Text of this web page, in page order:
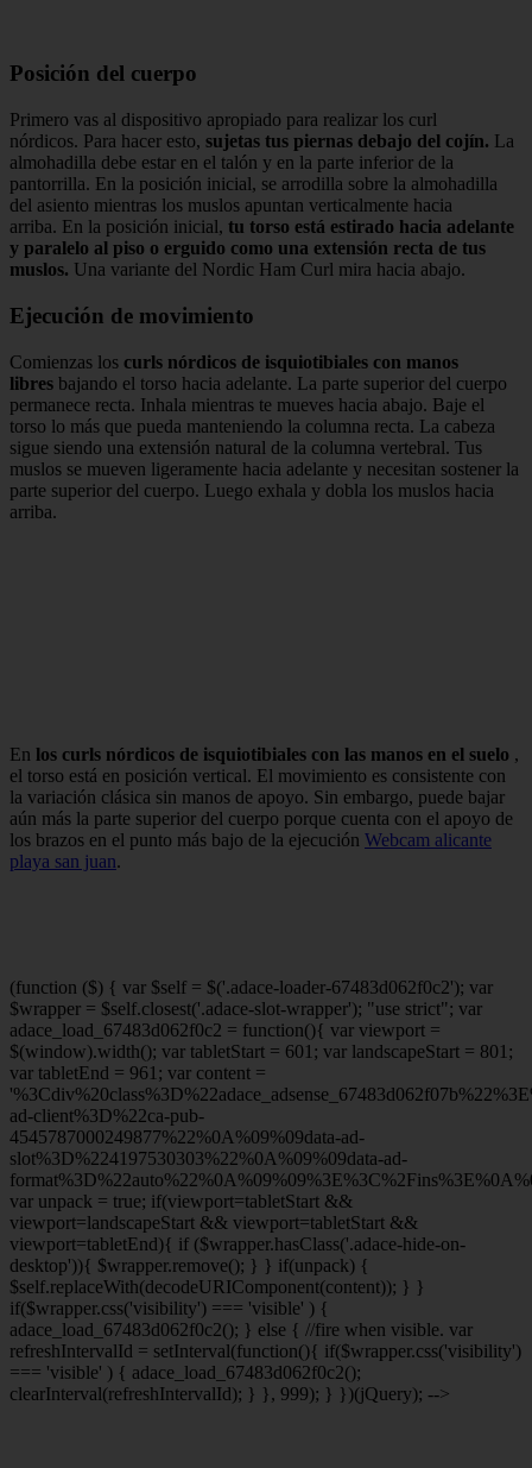
Posición del cuerpo
Primero vas al dispositivo apropiado para realizar los curl
nórdicos. Para hacer esto, sujetas tus piernas debajo del cojín. La
almohadilla debe estar en el talón y en la parte inferior de la
pantorrilla. En la posición inicial, se arrodilla sobre la almohadilla
del asiento mientras los muslos apuntan verticalmente hacia
arriba. En la posición inicial, tu torso está estirado hacia adelante
y paralelo al piso o erguido como una extensión recta de tus
muslos. Una variante del Nordic Ham Curl mira hacia abajo.
Ejecución de movimiento
Comienzas los curls nórdicos de isquiotibiales con manos
libres bajando el torso hacia adelante. La parte superior del cuerpo
permanece recta. Inhala mientras te mueves hacia abajo. Baje el
torso lo más que pueda manteniendo la columna recta. La cabeza
sigue siendo una extensión natural de la columna vertebral. Tus
muslos se mueven ligeramente hacia adelante y necesitan sostener la
parte superior del cuerpo. Luego exhala y dobla los muslos hacia
arriba.
En los curls nórdicos de isquiotibiales con las manos en el suelo ,
el torso está en posición vertical. El movimiento es consistente con
la variación clásica sin manos de apoyo. Sin embargo, puede bajar
aún más la parte superior del cuerpo porque cuenta con el apoyo de
los brazos en el punto más bajo de la ejecución Webcam alicante
playa san juan.
(function ($) { var $self = $('.adace-loader-67483d062f0c2'); var
$wrapper = $self.closest('.adace-slot-wrapper'); "use strict"; var
adace_load_67483d062f0c2 = function(){ var viewport =
$(window).width(); var tabletStart = 601; var landscapeStart = 801;
var tabletEnd = 961; var content =
ad-client%3D%22ca-pub-
4545787000249877%22%0A%09%09data-ad-
slot%3D%224197530303%22%0A%09%09data-ad-
var unpack = true; if(viewport=tabletStart &&
viewport=landscapeStart && viewport=tabletStart &&
viewport=tabletEnd){ if ($wrapper.hasClass('.adace-hide-on-
desktop')){ $wrapper.remove(); } } if(unpack) {
$self.replaceWith(decodeURIComponent(content)); } }
if($wrapper.css('visibility') === 'visible' ) {
adace_load_67483d062f0c2(); } else { //fire when visible. var
refreshIntervalId = setInterval(function(){ if($wrapper.css('visibility')
=== 'visible' ) { adace_load_67483d062f0c2();
clearInterval(refreshIntervalId); } }, 999); } })(jQuery); -->